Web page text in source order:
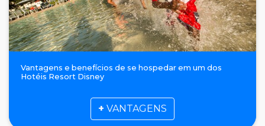
Vantagens e benefícios de se hospedar em um dos
Hotéis Resort Disney
+ VANTAGENS